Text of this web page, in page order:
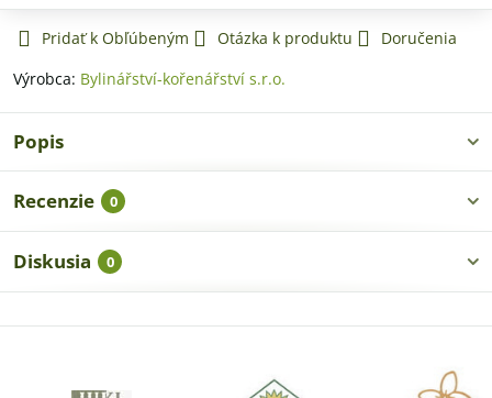
Pridať k Obľúbeným Otázka k produktu
Doručenia
Výrobca: Bylinářství-kořenářství s.r.o.
Popis
Recenzie 0
Diskusia 0